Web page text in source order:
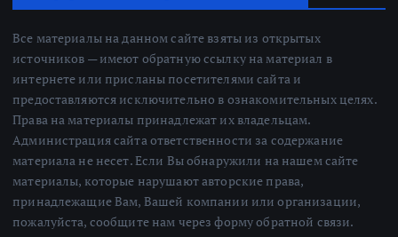
Все материалы на данном сайте взяты из открытых
источников — имеют обратную ссылку на материал в
интернете или присланы посетителями сайта и
предоставляются исключительно в ознакомительных целях.
Права на материалы принадлежат их владельцам.
Администрация сайта ответственности за содержание
материала не несет. Если Вы обнаружили на нашем сайте
материалы, которые нарушают авторские права,
принадлежащие Вам, Вашей компании или организации,
пожалуйста, сообщите нам через форму обратной связи.